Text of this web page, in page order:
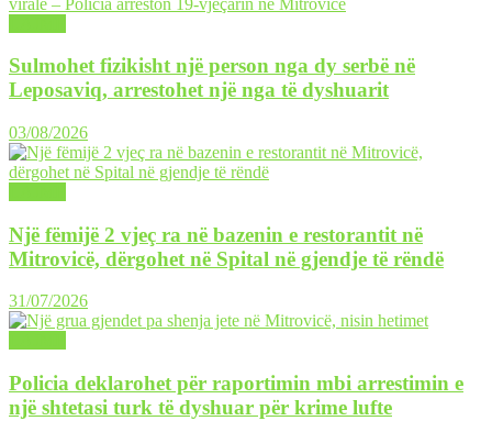
Sulmohet fizikisht një person nga dy serbë në
Leposaviq, arrestohet një nga të dyshuarit
03/08/2026
Një fëmijë 2 vjeç ra në bazenin e restorantit në
Mitrovicë, dërgohet në Spital në gjendje të rëndë
31/07/2026
Policia deklarohet për raportimin mbi arrestimin e
një shtetasi turk të dyshuar për krime lufte